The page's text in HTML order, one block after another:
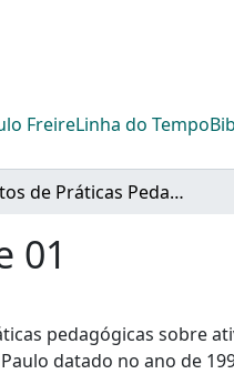
FreireLinha do Tempo
Relatos de Práticas Pedagógicas - Parte 01
01
pedagógicas sobre
datado no ano de